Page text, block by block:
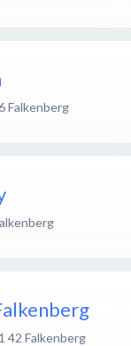
Falkenberg
42 Falkenberg